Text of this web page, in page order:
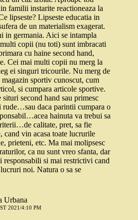
familii instarite reactioneaza la
lipseste? Lipseste educatia in
de un materialism exagerat.
in germania. Aici se intampla
copii (nu toti) sunt imbracati
cu haine second hand,
Cei mai multi copii nu merg la
ei singuri tricourile. Nu merg de
sportiv cunoscut, cum
si cumpara articole sportive.
second hand sau primesc
rude…sau daca parintii cumpara o
hainuta va trebui sa
calitate, pret, sa fie
vin acasa toate lucrurile
prieteni, etc. Ma mai molipsesc
ca nu sunt vreo sfanta, dar
responsabili si mai restrictivi cand
noi. Natura o sa se
Urbana
2021/4:10 PM